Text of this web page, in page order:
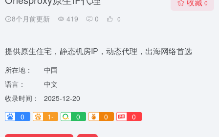
8个月前更新 419 0 0
0
提供原生住宅，静态机房IP，动态代理，出海网络首选
所在地：
中国
语言：
中文
收录时间：
2025-12-20
0
1- 0 0 0